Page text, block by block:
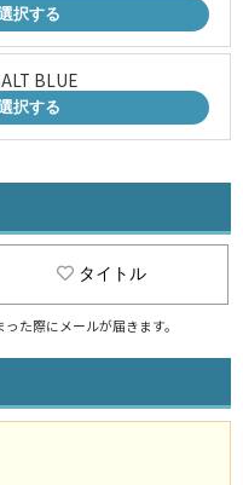
択する
BLUE
択する
タイトル
た際にメールが届きます。